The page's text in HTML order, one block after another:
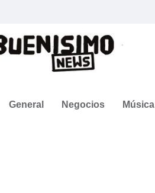
General Negocios Música